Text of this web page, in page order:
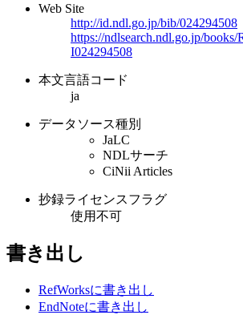
Web Site
http://id.ndl.go.jp/bib/024294508
https://ndlsearch.ndl.go.jp/books/
I024294508
本文言語コード
ja
データソース種別
JaLC
NDLサーチ
CiNii Articles
抄録ライセンスフラグ
使用不可
書き出し
RefWorksに書き出し
EndNoteに書き出し